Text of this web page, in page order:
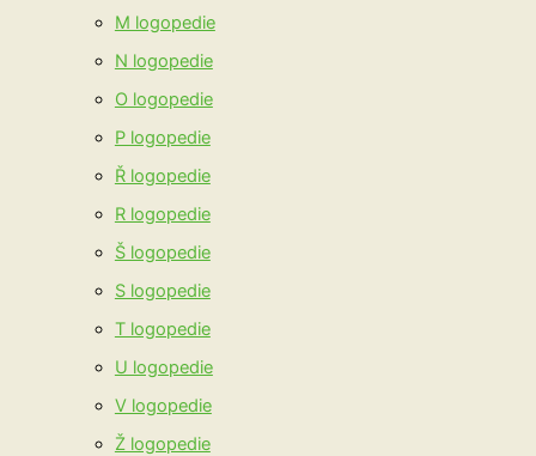
M logopedie
N logopedie
O logopedie
P logopedie
Ř logopedie
R logopedie
Š logopedie
S logopedie
T logopedie
U logopedie
V logopedie
Ž logopedie